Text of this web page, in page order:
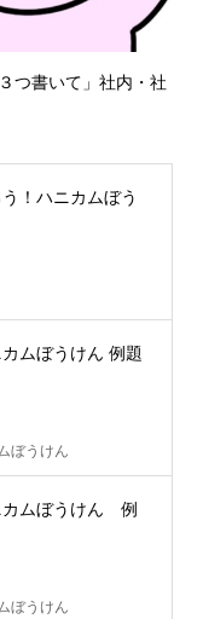
３つ書いて」社内・社
！ハニカムぼう
ムぼうけん 例題
ぼうけん
カムぼうけん 例
ぼうけん